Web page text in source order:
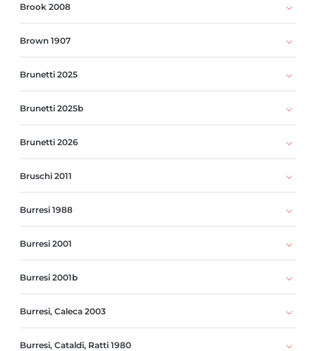
Brook 2008
Brown 1907
Brunetti 2025
Brunetti 2025b
Brunetti 2026
Bruschi 2011
Burresi 1988
Burresi 2001
Burresi 2001b
Burresi, Caleca 2003
Burresi, Cataldi, Ratti 1980